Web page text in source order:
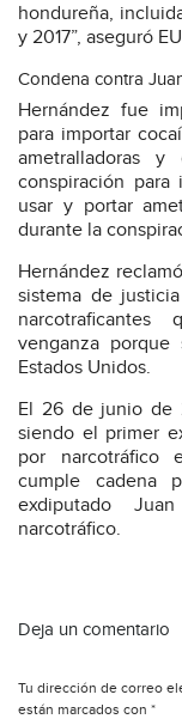
hondureña,
y 2017”, aseguró
Condena contra
Hernández fue
para importar
ametralladoras y
conspiración para
usar y portar
durante la
Hernández
sistema de
venganza
Estados Unidos.
El 26 de junio de
siendo el primer
por narcotráfico
cumple cadena
exdiputado
narcotráfico.
Deja un comentario
Tu dirección de correo
están marcados con *